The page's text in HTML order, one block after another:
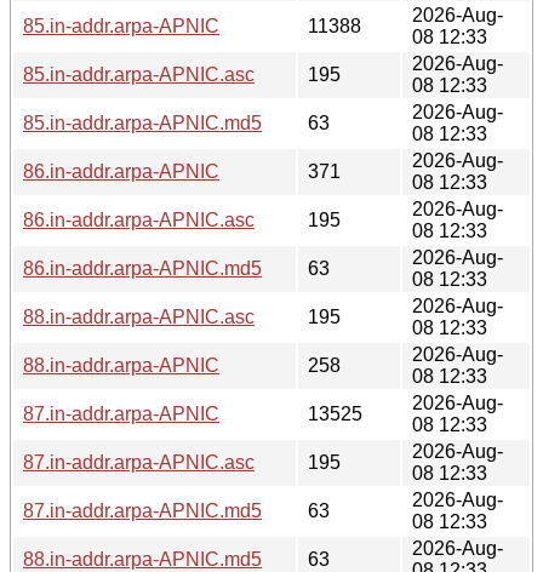
85.in-addr.arpa-APNIC
11388
2026-Aug-
08 12:33
85.in-addr.arpa-APNIC.asc
195
2026-Aug-
08 12:33
85.in-addr.arpa-APNIC.md5
63
2026-Aug-
08 12:33
86.in-addr.arpa-APNIC
371
2026-Aug-
08 12:33
86.in-addr.arpa-APNIC.asc
195
2026-Aug-
08 12:33
86.in-addr.arpa-APNIC.md5
63
2026-Aug-
08 12:33
88.in-addr.arpa-APNIC.asc
195
2026-Aug-
08 12:33
88.in-addr.arpa-APNIC
258
2026-Aug-
08 12:33
87.in-addr.arpa-APNIC
13525
2026-Aug-
08 12:33
87.in-addr.arpa-APNIC.asc
195
2026-Aug-
08 12:33
87.in-addr.arpa-APNIC.md5
63
2026-Aug-
08 12:33
88.in-addr.arpa-APNIC.md5
63
2026-Aug-